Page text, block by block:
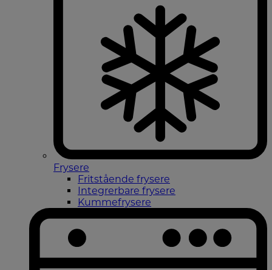
Frysere
Fritstående frysere
Integrerbare frysere
Kummefrysere